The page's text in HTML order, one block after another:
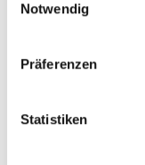
Notwendig
Präferenzen
Statistiken